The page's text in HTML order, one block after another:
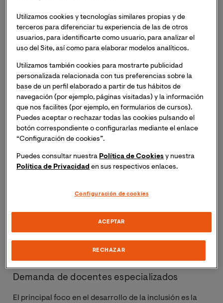
determinada por los avances normativos y la necesidad
de especialización.
Principales avances de la educación
inclusiva en el Perú
Reconocimiento legal y normativo:Desde el
2017 existe el estado de cosas inconstitucional
ante la falta de accesibilidad para estudiantes en
extrema pobreza rural, impulsado por sentencia
del Tribunal Constitucional. En 2021 se modificó el
para que laeducación inclusiva en el Perúsea
reconocida explícitamente como un derecho.
Despliegue de los Servicios de Apoyo Educativo
fortalecer estos servicios en Lima, Arequipa,
con el objetivo deapoyar a estudiantes con
necesidades especiales.
Demanda de docentes especializados
El principal foco en el desarrollo de la inclusión es la
Utilizamos cookies y tecnologías similares propias y de
terceros para diferenciar tu experiencia de las de otros
usuarios, para identificarte como usuario, para analizar el
uso del Site, así como para elaborar modelos analíticos.
Utilizamos también cookies para mostrarte publicidad
personalizada relacionada con tus preferencias sobre la
base de un perfil elaborado a partir de tus hábitos de
navegación (por ejemplo, páginas visitadas) y la información
que nos facilites (por ejemplo, en formularios de cursos).
Puedes aceptar o rechazar todas las cookies pulsando el
botón correspondiente o configurarlas mediante el enlace
“Configuración de cookies”.
Puedes consultar nuestra Política de Cookies y nuestra
Política de Privacidad en sus respectivos enlaces.
Configuración de cookies
RECHAZAR
ACEPTAR